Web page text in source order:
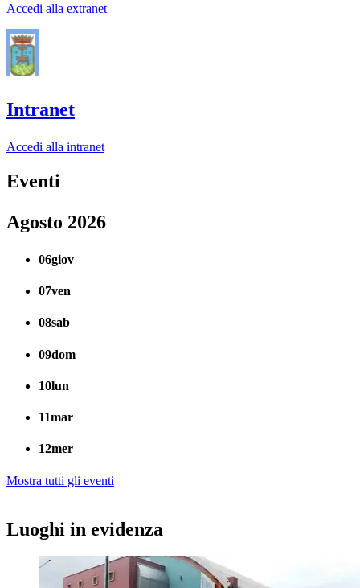
Accedi alla extranet
Intranet
Accedi alla intranet
Eventi
Agosto 2026
06giov
07ven
08sab
09dom
10lun
11mar
12mer
Mostra tutti gli eventi
Luoghi in evidenza